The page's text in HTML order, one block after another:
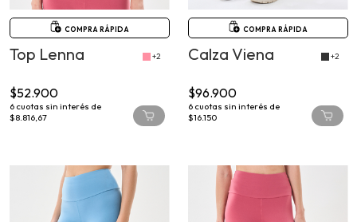
COMPRA RÁPIDA
Top Lenna
6cuotas sin interés de
$8.816,67
COMPRA RÁPIDA
Calza Viena
6cuotas sin interés de
$16.150